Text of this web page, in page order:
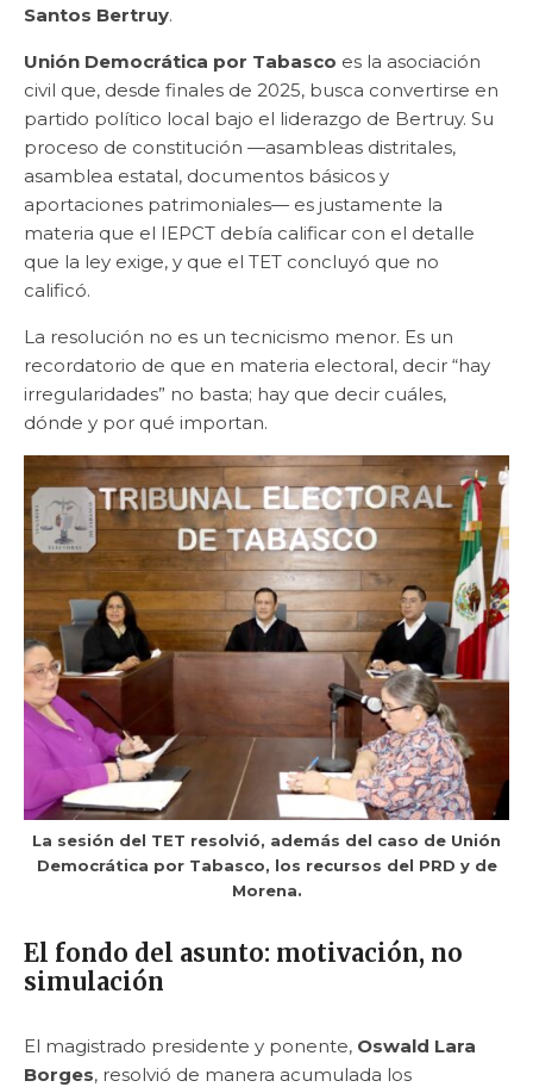
Santos Bertruy.
Unión Democrática por Tabasco es la asociación
civil que, desde finales de 2025, busca convertirse en
partido político local bajo el liderazgo de Bertruy. Su
proceso de constitución —asambleas distritales,
asamblea estatal, documentos básicos y
aportaciones patrimoniales— es justamente la
materia que el IEPCT debía calificar con el detalle
que la ley exige, y que el TET concluyó que no
calificó.
La resolución no es un tecnicismo menor. Es un
recordatorio de que en materia electoral, decir “hay
irregularidades” no basta; hay que decir cuáles,
dónde y por qué importan.
La sesión del TET resolvió, además del caso de Unión
Democrática por Tabasco, los recursos del PRD y de
Morena.
El fondo del asunto: motivación, no
simulación
El magistrado presidente y ponente, Oswald Lara
Borges, resolvió de manera acumulada los